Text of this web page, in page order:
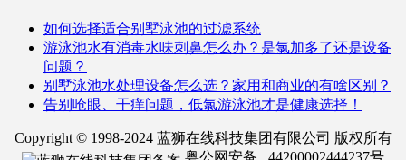
如何选择适合别墅泳池的过滤系统
游泳池水有消毒水味刺鼻怎么办？是氯加多了还是设备
问题？
别墅泳池水处理设备怎么选？家用和商业的有啥区别？
告别呛眼、干痒问题，低氯游泳池才是健康选择！
Copyright © 1998-2024 蓝狮在线科技集团有限公司 版权所有
粤公网安备 44200002444237号